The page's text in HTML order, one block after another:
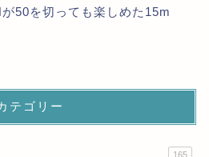
50を切っても楽しめた15m
テゴリー
165